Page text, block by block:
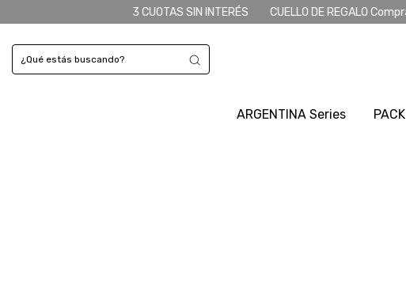
CUELLO DE REGALO Comprando 6 o + más productos
ARGENTINA Series PACK